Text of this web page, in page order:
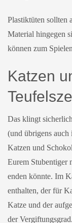
Plastiktüten sollten
Material hingegen
können zum
Katzen
Das klingt
(und übrigens
Katzen und
Eurem Stubentiger
enden könnte. Im
enthalten, der für
Katze und der
der Vergiftungsgrad.